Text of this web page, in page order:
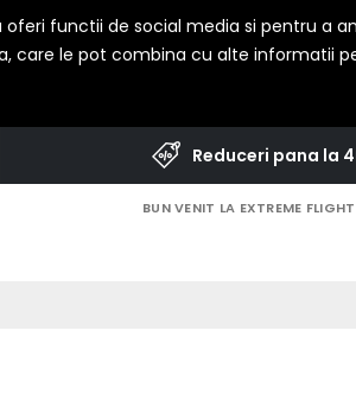
functii de social media si pentru a
care le pot combina cu alte informatii
Reduceri pana la
BUN VENIT LA EXTREME